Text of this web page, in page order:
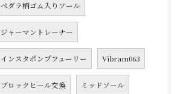
ペダラ柄ゴム入りソール
ジャーマントレーナー
インスタポンプフューリー Vibram063
ブロックヒール交換 ミッドソール